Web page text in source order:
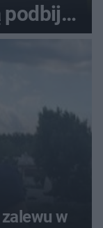
podbija
w